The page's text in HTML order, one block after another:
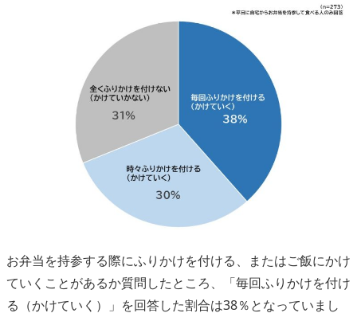
お弁当を持参する際にふりかけを付ける、またはご飯にかけ
ていくことがあるか質問したところ、「毎回ふりかけを付け
る（かけていく）」を回答した割合は38％となっていまし